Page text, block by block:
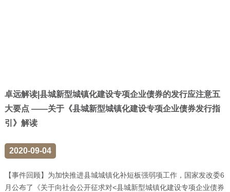
卓远解读|县城新型城镇化建设专项企业债券的发行应注意五
大要点 ——关于《县城新型城镇化建设专项企业债券发行指
引》解读
2020-09-04
【事件回顾】为加快推进县城城镇化补短板强弱项工作，国家发改委6
月公布了《关于向社会公开征求对<县城新型城镇化建设专项企业债券